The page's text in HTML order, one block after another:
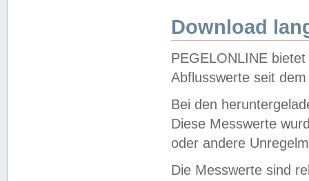
Download
PEGELONLINE
Abflusswerte seit
Bei den
Diese Messwerte
oder andere
Die Messwerte sind